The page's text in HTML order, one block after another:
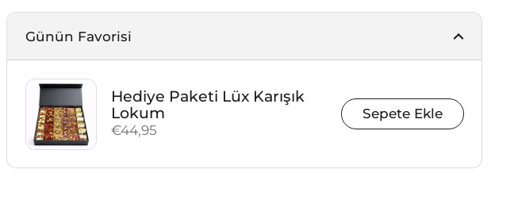
Günün Favorisi
Hediye Paketi Lüx Karışık
Lokum
Fiyat:
€44,95
Sepete Ekle